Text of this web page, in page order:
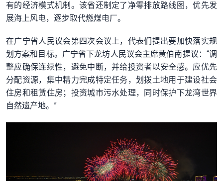
有的经济模式机制。该省还制定了净零排放路线图，优先发
展海上风电，逐步取代燃煤电厂。
在广宁省人民议会第四次会议上，代表们提出要加快落实规
划方案和目标。广宁省下龙坊人民议会主席黄伯南提议：“调
整应确保连续性，避免中断，并给投资者以安全感。应优先
分配资源，集中精力完成特定任务，划拨土地用于建设社会
住房和租赁住房；投资城市污水处理，同时保护下龙湾世界
自然遗产地。”